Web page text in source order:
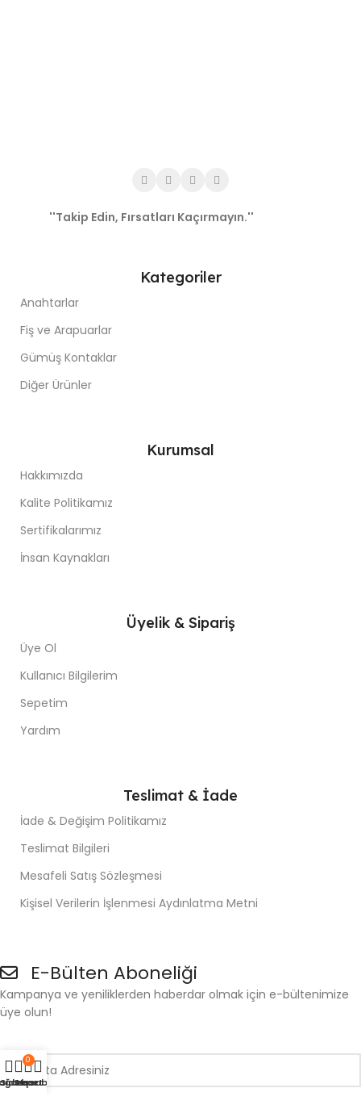
''Takip Edin, Fırsatları Kaçırmayın.''
Kategoriler
Anahtarlar
Fiş ve Arapuarlar
Gümüş Kontaklar
Diğer Ürünler
Kurumsal
Hakkımızda
Kalite Politikamız
Sertifikalarımız
İnsan Kaynakları
Üyelik & Sipariş
Üye Ol
Kullanıcı Bilgilerim
Sepetim
Yardım
Teslimat & İade
İade & Değişim Politikamız
Teslimat Bilgileri
Mesafeli Satış Sözleşmesi
Kişisel Verilerin İşlenmesi Aydınlatma Metni
E-Bülten Aboneliği
Kampanya ve yeniliklerden haberdar olmak için e-bültenimize
üye olun!
Sidebar
0
Sepet
Hesabım